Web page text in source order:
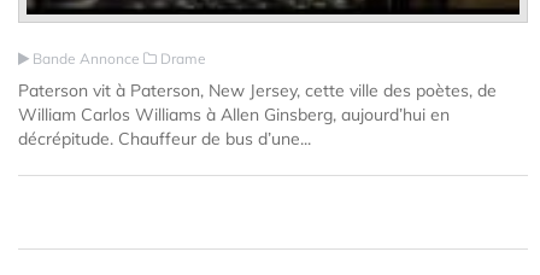
Bande Annonce Drame
Paterson vit à Paterson, New Jersey, cette ville des poètes, de
William Carlos Williams à Allen Ginsberg, aujourd’hui en
décrépitude. Chauffeur de bus d’une...